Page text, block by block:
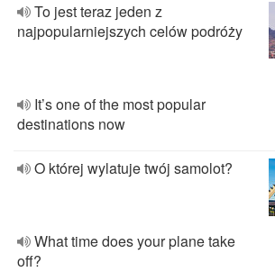
To jest teraz jeden z
najpopularniejszych celów podróży
It’s one of the most popular
destinations now
O której wylatuje twój samolot?
What time does your plane take
off?